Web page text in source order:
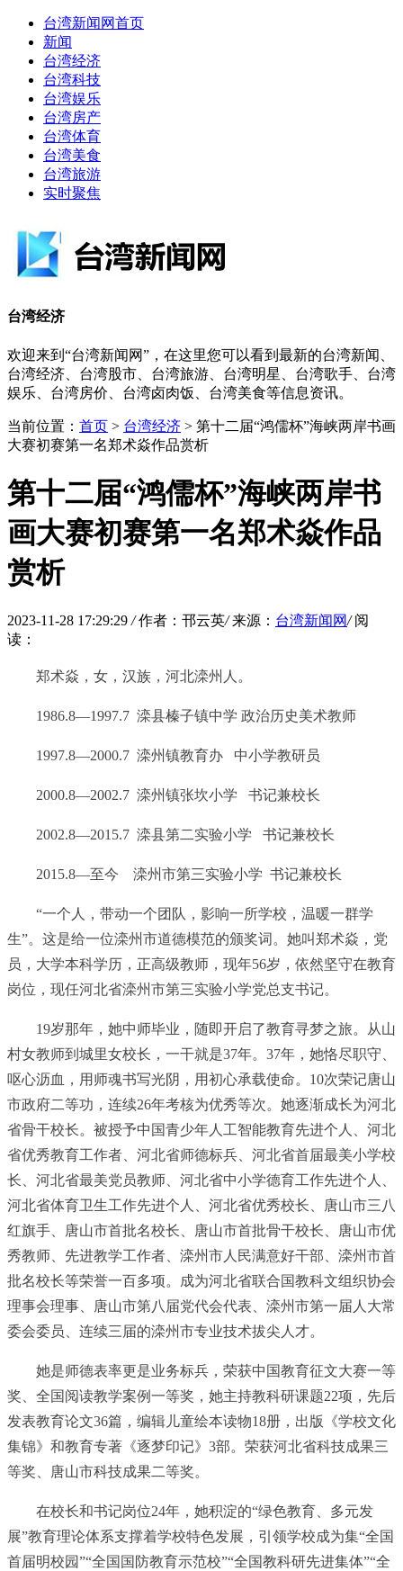
台湾新闻网首页
新闻
台湾经济
台湾科技
台湾娱乐
台湾房产
台湾体育
台湾美食
台湾旅游
实时聚焦
台湾经济
欢迎来到“台湾新闻网”，在这里您可以看到最新的台湾新闻、
台湾经济、台湾股市、台湾旅游、台湾明星、台湾歌手、台湾
娱乐、台湾房价、台湾卤肉饭、台湾美食等信息资讯。
当前位置： 首页 > 台湾经济 > 第十二届“鸿儒杯”海峡两岸书画
大赛初赛第一名郑术焱作品赏析
第十二届“鸿儒杯”海峡两岸书
画大赛初赛第一名郑术焱作品
赏析
2023-11-28 17:29:29/ 作者：邗云英/ 来源： 台湾新闻网/ 阅
读：
郑术焱，女，汉族，河北滦州人。
1986.8—1997.7 滦县榛子镇中学 政治历史美术教师
1997.8—2000.7 滦州镇教育办 中小学教研员
2000.8—2002.7 滦州镇张坎小学 书记兼校长
2002.8—2015.7 滦县第二实验小学 书记兼校长
2015.8—至今 滦州市第三实验小学 书记兼校长
“一个人，带动一个团队，影响一所学校，温暖一群学
生”。这是给一位滦州市道德模范的颁奖词。她叫郑术焱，党
员，大学本科学历，正高级教师，现年56岁，依然坚守在教育
岗位，现任河北省滦州市第三实验小学党总支书记。
19岁那年，她中师毕业，随即开启了教育寻梦之旅。从山
村女教师到城里女校长，一干就是37年。37年，她恪尽职守、
呕心沥血，用师魂书写光阴，用初心承载使命。10次荣记唐山
市政府二等功，连续26年考核为优秀等次。她逐渐成长为河北
省骨干校长。被授予中国青少年人工智能教育先进个人、河北
省优秀教育工作者、河北省师德标兵、河北省首届最美小学校
长、河北省最美党员教师、河北省中小学德育工作先进个人、
河北省体育卫生工作先进个人、河北省优秀校长、唐山市三八
红旗手、唐山市首批名校长、唐山市首批骨干校长、唐山市优
秀教师、先进教学工作者、滦州市人民满意好干部、滦州市首
批名校长等荣誉一百多项。成为河北省联合国教科文组织协会
理事会理事、唐山市第八届党代会代表、滦州市第一届人大常
委会委员、连续三届的滦州市专业技术拔尖人才。
她是师德表率更是业务标兵，荣获中国教育征文大赛一等
奖、全国阅读教学案例一等奖，她主持教科研课题22项，先后
发表教育论文36篇，编辑儿童绘本读物18册，出版《学校文化
集锦》和教育专著《逐梦印记》3部。荣获河北省科技成果三
等奖、唐山市科技成果二等奖。
在校长和书记岗位24年，她积淀的“绿色教育、多元发
展”教育理论体系支撑着学校特色发展，引领学校成为集“全国
首届明校园”“全国国防教育示范校”“全国教科研先进集体”“全